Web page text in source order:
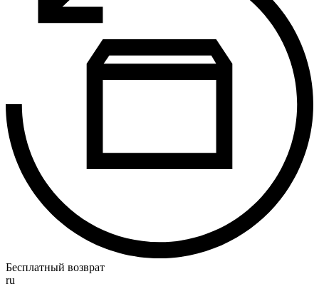
Бесплатный возврат
ru